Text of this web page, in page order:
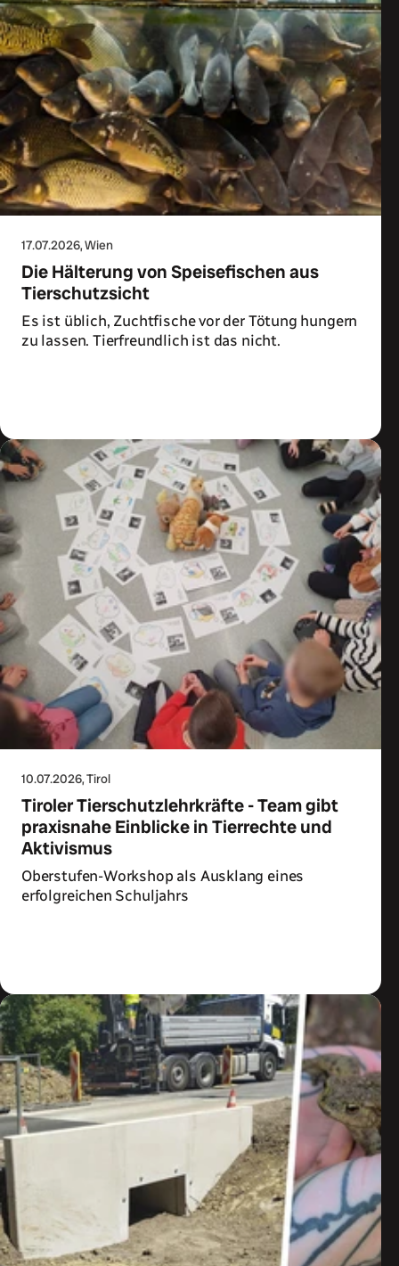
17.07.2026, Wien
Die Hälterung von Speisefischen aus
Tierschutzsicht
Es ist üblich, Zuchtfische vor der Tötung hungern
zu lassen. Tierfreundlich ist das nicht.
10.07.2026, Tirol
Tiroler Tierschutzlehrkräfte - Team gibt
praxisnahe Einblicke in Tierrechte und
Aktivismus
Oberstufen-Workshop als Ausklang eines
erfolgreichen Schuljahrs